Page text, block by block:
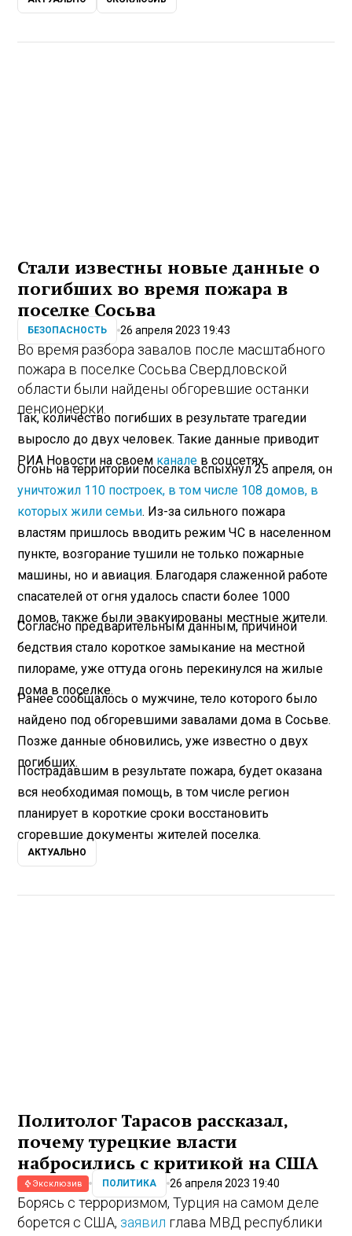
Стали известны новые данные о
погибших во время пожара в
поселке Сосьва
БЕЗОПАСНОСТЬ 26 апреля 2023 19:43
Во время разбора завалов после масштабного
пожара в поселке Сосьва Свердловской
области были найдены обгоревшие останки
пенсионерки.
Так, количество погибших в результате трагедии
выросло до двух человек. Такие данные приводит
РИА Новости на своем канале в соцсетях.
Огонь на территории поселка вспыхнул 25 апреля, он
уничтожил 110 построек, в том числе 108 домов, в
которых жили семьи. Из-за сильного пожара
властям пришлось вводить режим ЧС в населенном
пункте, возгорание тушили не только пожарные
машины, но и авиация. Благодаря слаженной работе
спасателей от огня удалось спасти более 1000
домов, также были эвакуированы местные жители.
Согласно предварительным данным, причиной
бедствия стало короткое замыкание на местной
пилораме, уже оттуда огонь перекинулся на жилые
дома в поселке.
Ранее сообщалось о мужчине, тело которого было
найдено под обгоревшими завалами дома в Сосьве.
Позже данные обновились, уже известно о двух
погибших.
Пострадавшим в результате пожара, будет оказана
вся необходимая помощь, в том числе регион
планирует в короткие сроки восстановить
сгоревшие документы жителей поселка.
АКТУАЛЬНО
Политолог Тарасов рассказал,
почему турецкие власти
набросились с критикой на США
Эксклюзив ПОЛИТИКА 26 апреля 2023 19:40
Борясь с терроризмом, Турция на самом деле
борется с США, заявил глава МВД республики